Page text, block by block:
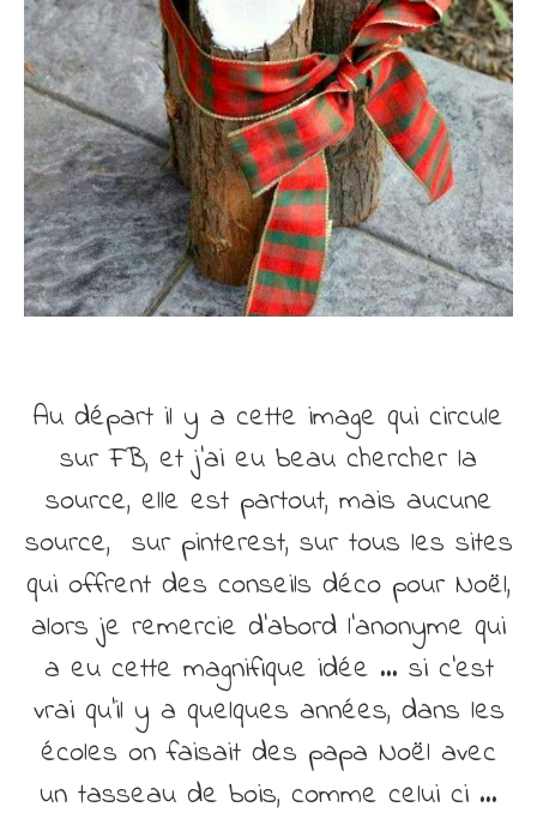
Au départ il y a cette image qui circule
sur FB, et j’ai eu beau chercher la
source, elle est partout, mais aucune
source, sur pinterest, sur tous les sites
qui offrent des conseils déco pour Noël,
alors je remercie d’abord l’anonyme qui
a eu cette magnifique idée … si c’est
vrai qu’il y a quelques années, dans les
écoles on faisait des papa Noël avec
un tasseau de bois, comme celui ci …